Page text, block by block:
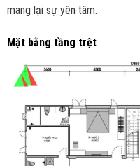
mang lại sự yên tâm.
Mặt bằng tầng trệt